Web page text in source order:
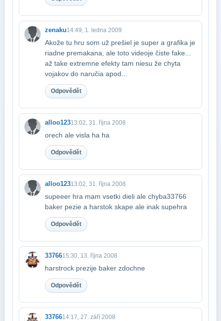
zenaku14:49, 1. ledna 2009
Akože tu hru som už prešiel je super a grafika je
riadne premakana, ale toto video​je čiste fake...
až take extremne efekty tam niesu že chyta
vojakov do naručia a​pod...
Odpovědět
alloo12313:02, 31. října 2008
orech ale visla ha ha
Odpovědět
alloo12313:02, 31. října 2008
supeeer hra mam vsetki dieli ale chyba33766
baker pezie a harstok skape ale inak supe​hra
Odpovědět
3376615:30, 13. října 2008
harstrock prezije baker zdochne
Odpovědět
3376614:17, 27. září 2008